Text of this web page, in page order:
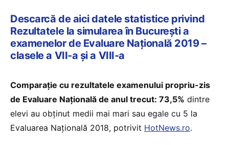
Descarcă de aici datele statistice privind
Rezultatele la simularea în București a
examenelor de Evaluare Națională 2019 –
clasele a VII-a și a VIII-a
Comparație cu rezultatele examenului propriu-zis
de Evaluare Națională de anul trecut: 73,5% dintre
elevi au obținut medii mai mari sau egale cu 5 la
Evaluarea Națională 2018, potrivit HotNews.ro.